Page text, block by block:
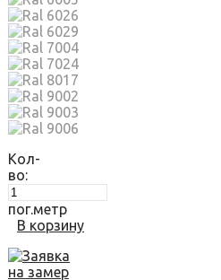
Кол-
во:
пог.метр
В корзину
Заявка
на замер